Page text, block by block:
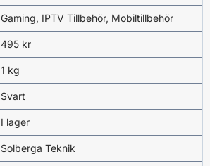
Gaming, IPTV Tillbehör, Mobiltillbehör
495 kr
1 kg
Svart
I lager
Solberga Teknik